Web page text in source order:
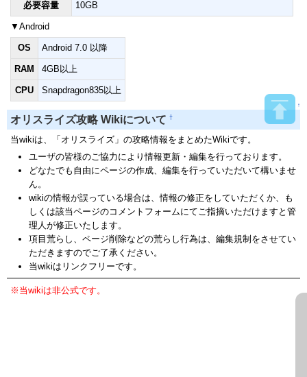
必要容量 10GB
▼Android
OS Android 7.0 以降
RAM 4GB以上
CPU Snapdragon835以上
↑
オリスライズ攻略 Wikiについて †
当wikiは、「オリスライズ」の攻略情報をまとめたWikiです。
ユーザの皆様のご協力により情報更新・編集を行っております。
どなたでも自由にページの作成、編集を行っていただいて構いませ
ん。
wikiの情報が誤っている場合は、情報の修正をしていただくか、も
しくは該当ページのコメントフォームにてご指摘いただけますと管
理人が修正いたします。
項目荒らし、ページ削除などの荒らし行為は、編集規制をさせてい
ただきますのでご了承ください。
当wikiはリンクフリーです。
※当wikiは非公式です。